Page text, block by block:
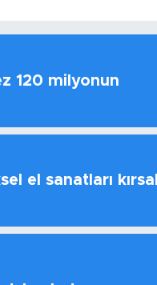
120 milyonun
el sanatları kırsal